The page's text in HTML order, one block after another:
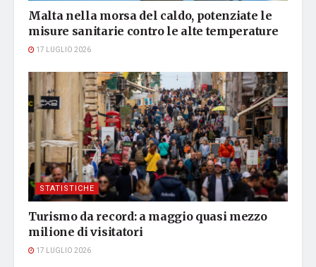
Malta nella morsa del caldo, potenziate le
misure sanitarie contro le alte temperature
17 LUGLIO 2026
STATISTICHE
Turismo da record: a maggio quasi mezzo
milione di visitatori
17 LUGLIO 2026